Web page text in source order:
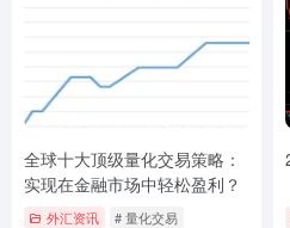
全球十大顶级量化交易策略：
实现在金融市场中轻松盈利？
外汇资讯 # 量化交易